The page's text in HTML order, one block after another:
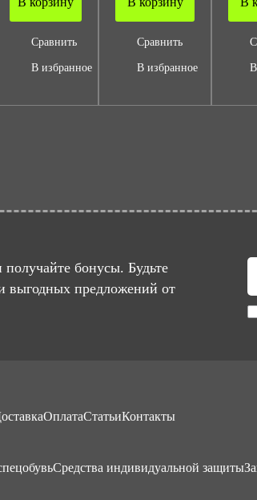
Сравнить
В избранное
Сравнить
В избранное
бонусы. Будьте
выгодных предложений от
ОплатаСтатьиКонтакты
Средства индивидуальной защиты